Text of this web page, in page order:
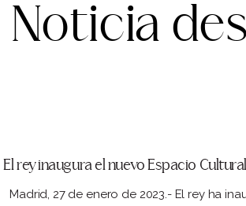
Noticia
El rey inaugura el nuevo Espacio
Madrid, 27 de enero de 2023.- El rey ha